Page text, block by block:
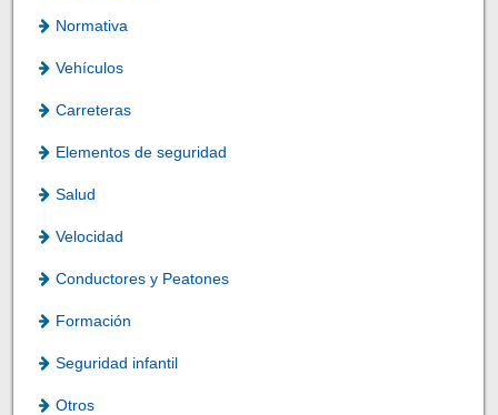
Normativa
Vehículos
Carreteras
Elementos de seguridad
Salud
Velocidad
Conductores y Peatones
Formación
Seguridad infantil
Otros